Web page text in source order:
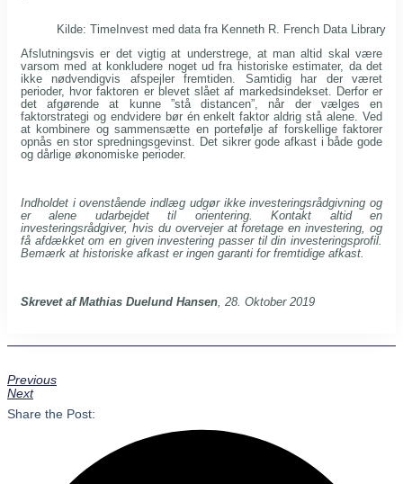
Kilde: TimeInvest med data fra Kenneth R. French Data Library
Afslutningsvis er det vigtig at understrege, at man altid skal være
varsom med at konkludere noget ud fra historiske estimater, da det
ikke nødvendigvis afspejler fremtiden. Samtidig har der været
perioder, hvor faktoren er blevet slået af markedsindekset. Derfor er
det afgørende at kunne ”stå distancen”, når der vælges en
faktorstrategi og endvidere bør én enkelt faktor aldrig stå alene. Ved
at kombinere og sammensætte en portefølje af forskellige faktorer
opnås en stor spredningsgevinst. Det sikrer gode afkast i både gode
og dårlige økonomiske perioder.
Indholdet i ovenstående indlæg udgør ikke investeringsrådgivning og
er alene udarbejdet til orientering. Kontakt altid en
investeringsrådgiver, hvis du overvejer at foretage en investering, og
få afdækket om en given investering passer til din investeringsprofil.
Bemærk at historiske afkast er ingen garanti for fremtidige afkast.
Skrevet af Mathias Duelund Hansen , 28. Oktober 2019
Previous
Next
Share the Post: